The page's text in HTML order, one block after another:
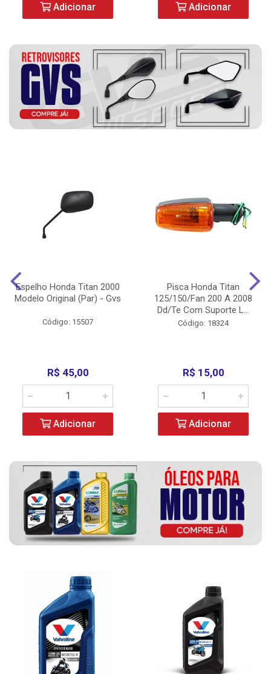
Adicionar Adicionar
Espelho Honda Titan 2000
Modelo Original (Par) - Gvs
Código: 15507
R$ 45,00
Adicionar
Pisca Honda Titan
125/150/Fan 200 A 2008
Dd/Te Com Suporte L...
Código: 18324
R$ 15,00
Adicionar